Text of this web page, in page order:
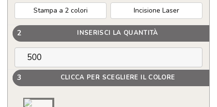
Stampa a 2 colori Incisione Laser
2 INSERISCI LA QUANTITÀ
3 CLICCA PER SCEGLIERE IL COLORE